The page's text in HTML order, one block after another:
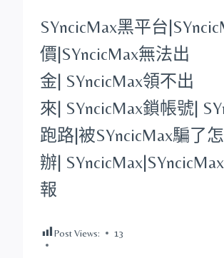
SYncicMax黑平台|
價|SYncicMax無法出
金| SYncicMax領不出
來| SYncicMax鎖帳號|
跑路|被SYncicMax騙了
辦| SYncicMax|SYncicMax
報
Post Views: 13